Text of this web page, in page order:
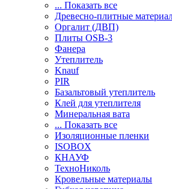
... Показать все
Древесно-плитные
Оргалит (ДВП)
Плиты OSB-3
Фанера
Утеплитель
Knauf
PIR
Базальтовый утеплитель
Клей для утеплителя
Минеральная вата
... Показать все
Изоляционные пленки
ISOBOX
КНАУФ
ТехноНиколь
Кровельные материалы